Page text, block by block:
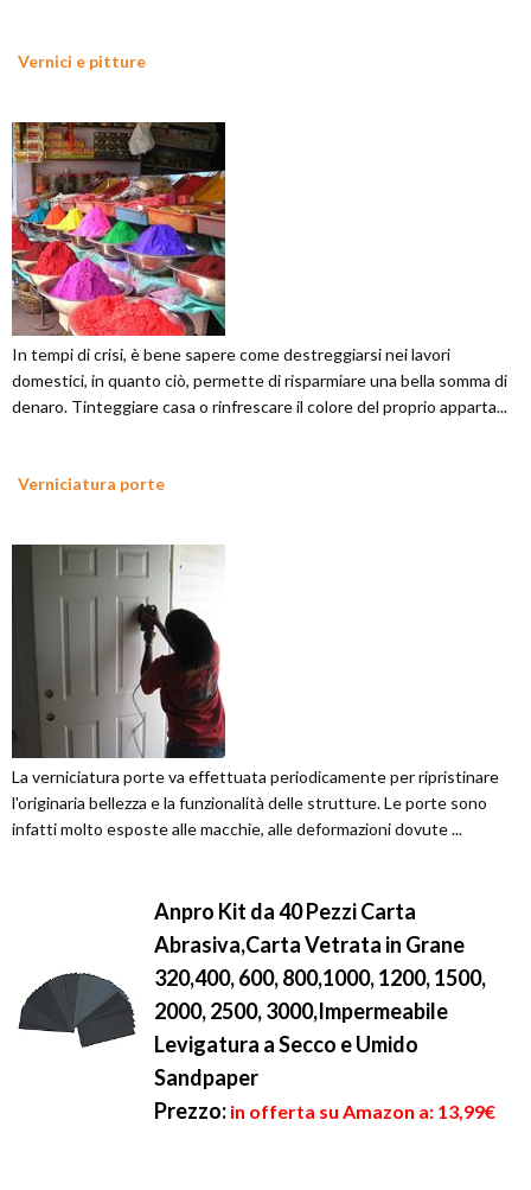
Vernici e pitture
In tempi di crisi, è bene sapere come destreggiarsi nei lavori
domestici, in quanto ciò, permette di risparmiare una bella somma di
denaro. Tinteggiare casa o rinfrescare il colore del proprio apparta...
Verniciatura porte
La verniciatura porte va effettuata periodicamente per ripristinare
l'originaria bellezza e la funzionalità delle strutture. Le porte sono
infatti molto esposte alle macchie, alle deformazioni dovute ...
Anpro Kit da 40 Pezzi Carta
Abrasiva,Carta Vetrata in Grane
320,400, 600, 800,1000, 1200, 1500,
2000, 2500, 3000,Impermeabile
Levigatura a Secco e Umido
Sandpaper
Prezzo: in offerta su Amazon a: 13,99€